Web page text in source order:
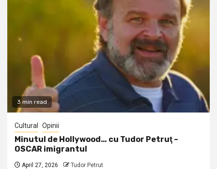
3 min read
Cultural Opinii
Minutul de Hollywood… cu Tudor Petruţ –
OSCAR imigrantul
April 27, 2026 Tudor Petrut